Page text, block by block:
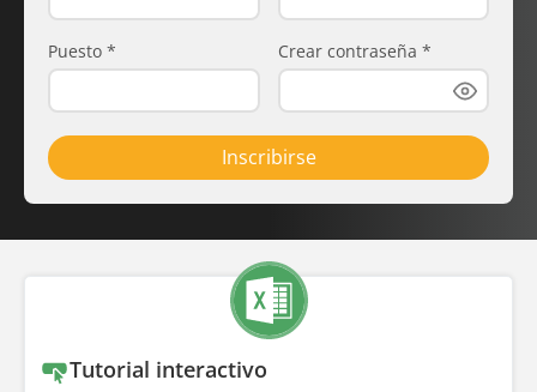
Puesto * Crear contraseña *
Inscribirse
Tutorial interactivo